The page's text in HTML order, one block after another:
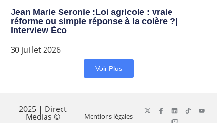
Jean Marie Seronie :Loi agricole : vraie
réforme ou simple réponse à la colère ?|
Interview Éco
30 juillet 2026
Voir Plus
2025 | Direct
Medias © Mentions légales